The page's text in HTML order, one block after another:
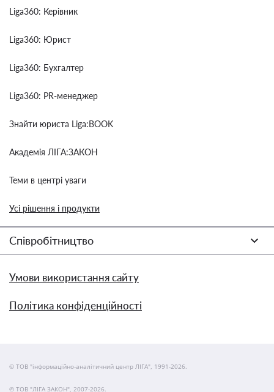
Liga360: Керівник
Liga360: Юрист
Liga360: Бухгалтер
Liga360: PR-менеджер
Знайти юриста Liga:BOOK
Академія ЛІГА:ЗАКОН
Теми в центрі уваги
Усі рішення і продукти
Співробітництво
Умови використання сайту
Політика конфіденційності
© ТОВ "інформаційно-аналітичний центр ЛІГА", 1991-2026.
© ТОВ "ЛІГА ЗАКОН", 2007-2026.